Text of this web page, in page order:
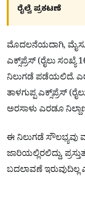
ರೈಲ್ವೆ ಪ್ರಕಟಣೆ
ಮೊದಲನೆಯದಾಗಿ,
ಎಕ್ಸ್‌ಪ್ರೆಸ್ (ರೈಲು ಸಂಖ್ಯೆ
ನಿಲುಗಡೆ ಪಡೆಯಲಿದೆ.
ತಾಳಗುಪ್ಪ ಎಕ್ಸ್‌ಪ್ರೆಸ್
ಅರಸಾಳು ಎರಡೂ
ಈ ನಿಲುಗಡೆ ಸೌಲಭ್ಯವು
ಜಾರಿಯಲ್ಲಿರಲಿದ್ದು,
ಬದಲಾವಣೆ ಇರುವುದಿಲ್ಲ